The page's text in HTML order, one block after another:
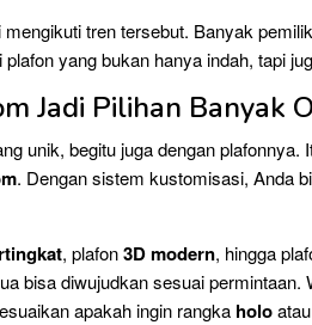
mengikuti tren tersebut. Banyak
yang bukan hanya indah, tapi
Jadi Pilihan Banyak
unik, begitu juga dengan plafonnya.
. Dengan sistem kustomisasi, Anda
, plafon3D modern, hingga
bisa diwujudkan sesuai permintaan.
apakah ingin rangka holoatau